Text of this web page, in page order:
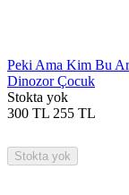
Peki Ama Kim Bu
Dinozor Çocuk
Stokta yok
300 TL 255 TL
Stokta yok